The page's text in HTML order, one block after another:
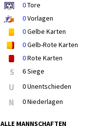
0Tore
0Vorlagen
0Gelbe Karten
0Gelb-Rote Karten
0Rote Karten
S 6 Siege
U 0 Unentschieden
N 0 Niederlagen
ALLE MANNSCHAFTEN